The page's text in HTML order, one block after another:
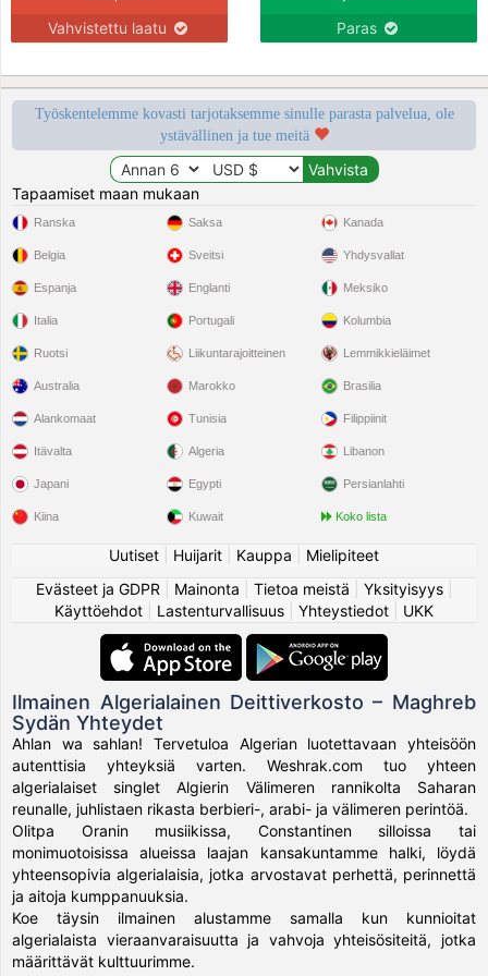
Vahvistettu laatu Paras
Työskentelemme kovasti tarjotaksemme sinulle parasta palvelua, ole
ystävällinen ja tue meitä
Tapaamiset maan mukaan
Ranska
Belgia
Espanja
Italia
Ruotsi
Saksa
Sveitsi
Englanti
Portugali
Liikuntarajoitteinen
Kanada
Yhdysvallat
Meksiko
Kolumbia
Lemmikkieläimet
Australia
Alankomaat
Itävalta
Japani
Kiina
Marokko
Tunisia
Algeria
Egypti
Kuwait
Brasilia
Filippiinit
Libanon
Persianlahti
Koko lista
Uutiset Huijarit Kauppa
Mielipiteet
Evästeet ja GDPR
Mainonta Tietoa meistä Yksityisyys|
Käyttöehdot
Lastenturvallisuus Yhteystiedot UKK
Ilmainen Algerialainen Deittiverkosto – Maghreb
Sydän Yhteydet
Ahlan wa sahlan! Tervetuloa Algerian luotettavaan yhteisöön
autenttisia yhteyksiä varten. Weshrak.com tuo yhteen
algerialaiset singlet Algierin Välimeren rannikolta Saharan
reunalle, juhlistaen rikasta berbieri-, arabi- ja välimeren perintöä.
Olitpa Oranin musiikissa, Constantinen silloissa tai
monimuotoisissa alueissa laajan kansakuntamme halki, löydä
yhteensopivia algerialaisia, jotka arvostavat perhettä, perinnettä
ja aitoja kumppanuuksia.
Koe täysin ilmainen alustamme samalla kun kunnioitat
algerialaista vieraanvaraisuutta ja vahvoja yhteisösiteitä, jotka
määrittävät kulttuurimme.